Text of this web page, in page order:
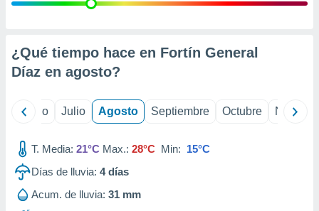
e
mediante
publicidad
de
¿Qué tiempo hace en Fortín General
Díaz en agosto?
Junio Julio Agosto Septiembre Octubre
T. Media: 21°C Max.: 28°C Min: 15°C
Días de lluvia: 4días
Acum. de lluvia: 31 mm